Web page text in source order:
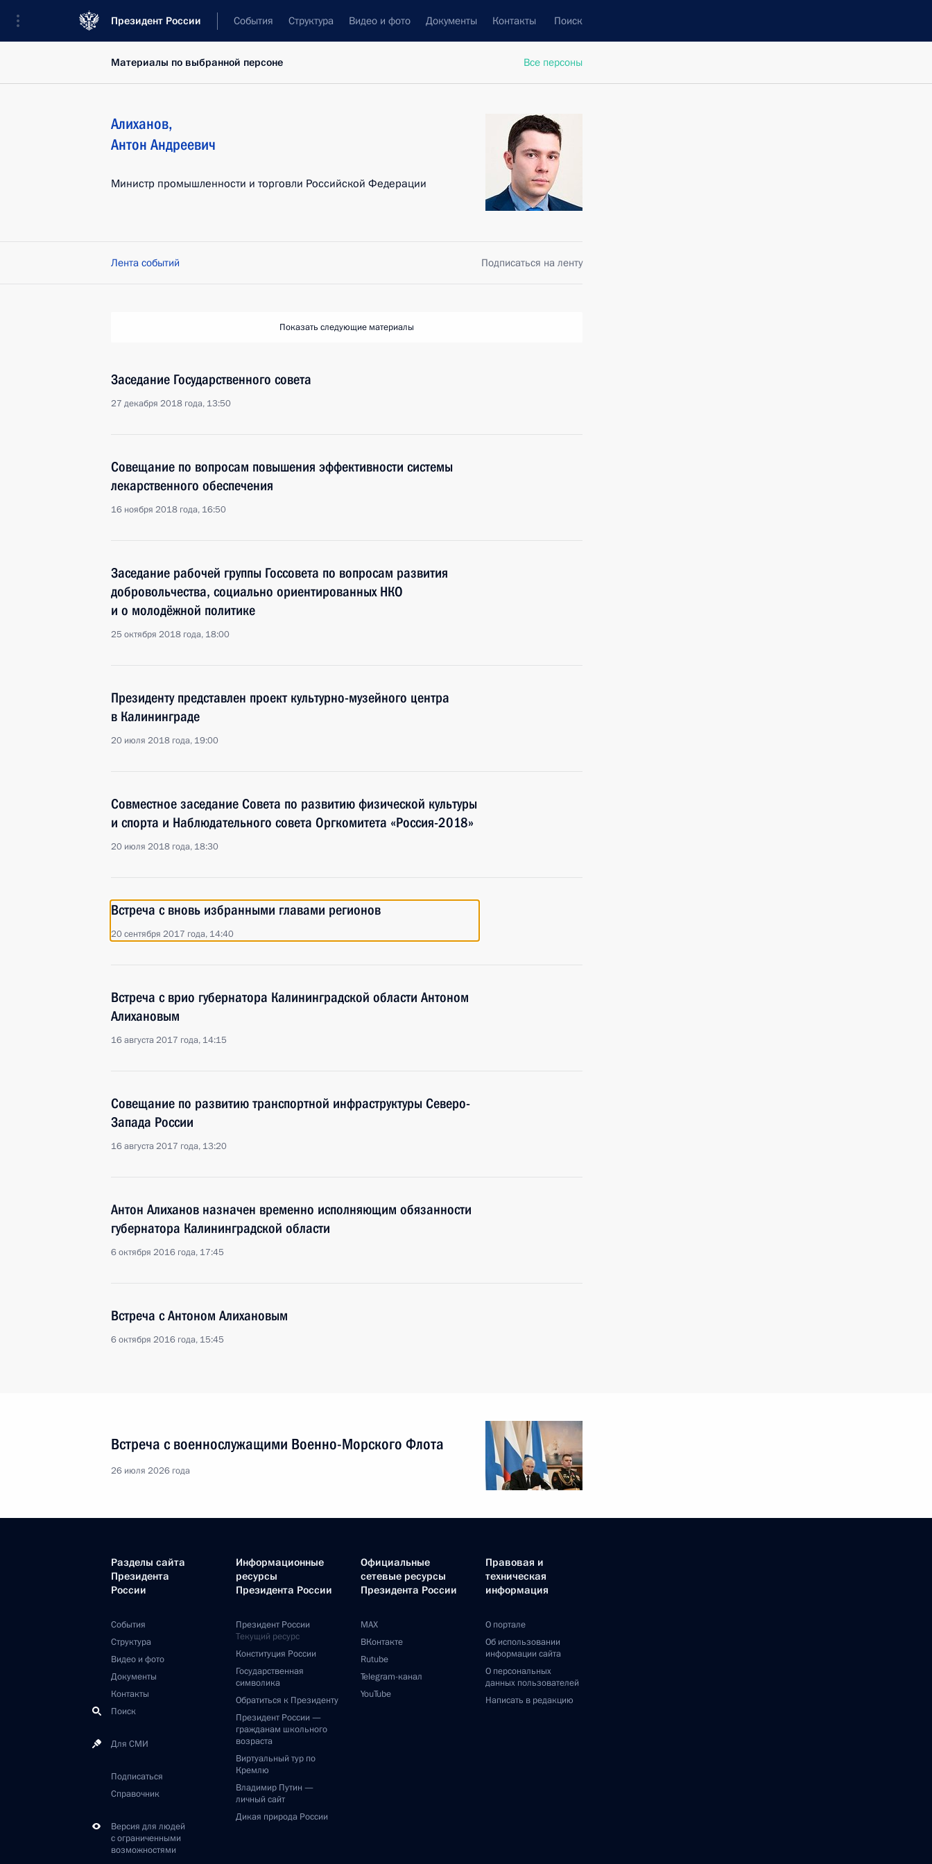
Президент России События Структура Видео и фото Документы Контакты Поиск
Все персоны
Материалы по выбранной персоне
Алиханов,
Антон Андреевич
Министр промышленности и торговли Российской Федерации
Лента событий Подписаться на ленту
Показать следующие материалы
Заседание Государственного совета
27 декабря 2018 года, 13:50
Совещание по вопросам повышения эффективности системы
лекарственного обеспечения
16 ноября 2018 года, 16:50
Заседание рабочей группы Госсовета по вопросам развития
добровольчества, социально ориентированных НКО
и о молодёжной политике
25 октября 2018 года, 18:00
Президенту представлен проект культурно-музейного центра
в Калининграде
20 июля 2018 года, 19:00
Совместное заседание Совета по развитию физической культуры
и спорта и Наблюдательного совета Оргкомитета «Россия-2018»
20 июля 2018 года, 18:30
Встреча с вновь избранными главами регионов
20 сентября 2017 года, 14:40
Встреча с врио губернатора Калининградской области Антоном
Алихановым
16 августа 2017 года, 14:15
Совещание по развитию транспортной инфраструктуры Северо-
Запада России
16 августа 2017 года, 13:20
Антон Алиханов назначен временно исполняющим обязанности
губернатора Калининградской области
6 октября 2016 года, 17:45
Встреча с Антоном Алихановым
6 октября 2016 года, 15:45
Встреча с военнослужащими Военно-Морского Флота
26 июля 2026 года
Разделы сайта
Президента
России
События
Структура
Видео и фото
Документы
Контакты
Поиск
Для СМИ
Подписаться
Справочник
Версия для людей
с ограниченными
возможностями
Информационные
ресурсы
Президента России
Президент России
Текущий ресурс
Конституция России
Государственная
символика
Обратиться к Президенту
Президент России —
гражданам школьного
возраста
Виртуальный тур по
Кремлю
Владимир Путин —
личный сайт
Дикая природа России
Официальные
сетевые ресурсы
Президента России
MAX
ВКонтакте
Rutube
Telegram-канал
YouTube
Правовая и
техническая
информация
О портале
Об использовании
информации сайта
О персональных
данных пользователей
Написать в редакцию